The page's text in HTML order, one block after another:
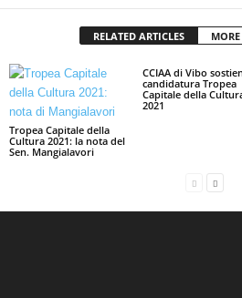
RELATED ARTICLES
Tropea Capitale della
Cultura 2021: la nota del
Sen. Mangialavori
CCIAA di Vibo
candidatura Tropea
Capitale della
2021